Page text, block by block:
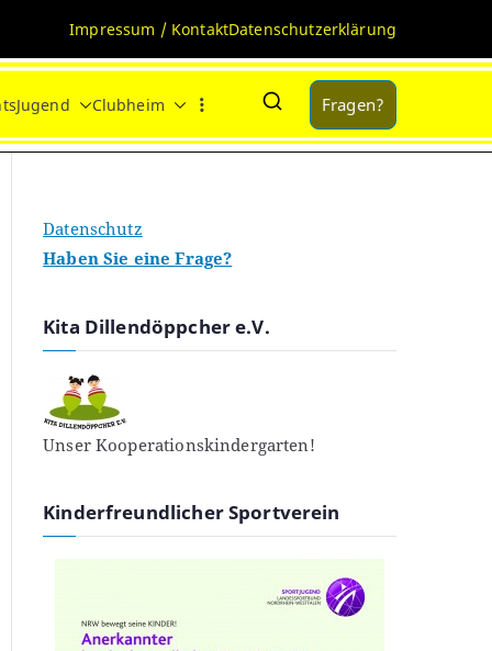
Impressum / KontaktDatenschutzerklärung
Jugend Clubheim Fragen?
Datenschutz
Haben Sie eine Frage?
Kita Dillendöppcher e.V.
Unser Kooperationskindergarten!
Kinderfreundlicher Sportverein